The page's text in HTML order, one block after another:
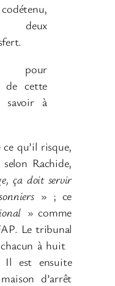
deux
pour
de cette
à
qu’il risque,
Rachide,
ça doit servir
» ; ce
» comme
Le tribunal
à huit
Il est ensuite
d’arrêt